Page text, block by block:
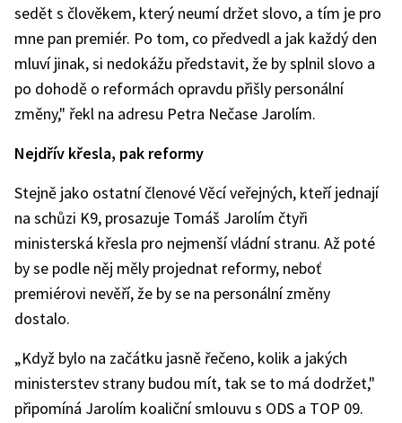
sedět s člověkem, který neumí držet slovo, a tím je pro
mne pan premiér. Po tom, co předvedl a jak každý den
mluví jinak, si nedokážu představit, že by splnil slovo a
po dohodě o reformách opravdu přišly personální
změny," řekl na adresu Petra Nečase Jarolím.
Nejdřív křesla, pak reformy
Stejně jako ostatní členové Věcí veřejných, kteří jednají
na schůzi K9, prosazuje Tomáš Jarolím čtyři
ministerská křesla pro nejmenší vládní stranu. Až poté
by se podle něj měly projednat reformy, neboť
premiérovi nevěří, že by se na personální změny
dostalo.
„Když bylo na začátku jasně řečeno, kolik a jakých
ministerstev strany budou mít, tak se to má dodržet,"
připomíná Jarolím koaliční smlouvu s ODS a TOP 09.